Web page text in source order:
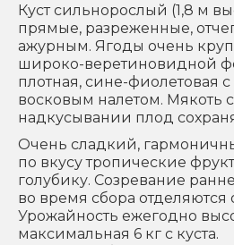
Куст сильнорослый (1,8 м
прямые, разреженные,
ажурным. Ягоды очень
широко-веретиновидной
плотная, сине-фиолетовая
восковым налетом. Мякоть
надкусывании плод
Очень сладкий,
по вкусу тропические
голубику. Созревание
во время сбора отделяются
Урожайность ежегодно
максимальная 6 кг с куста.